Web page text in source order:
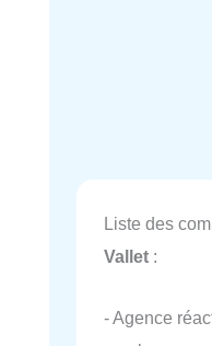
Liste des
Vallet :
- Agence